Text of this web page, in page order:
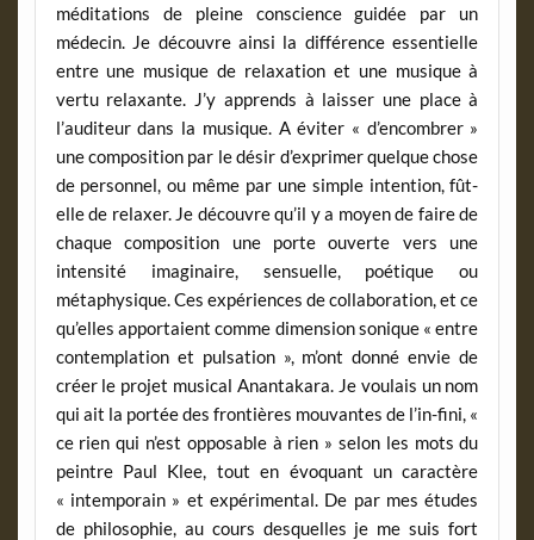
méditations de pleine conscience guidée par un
médecin. Je découvre ainsi la différence essentielle
entre une musique de relaxation et une musique à
vertu relaxante. J’y apprends à laisser une place à
l’auditeur dans la musique. A éviter « d’encombrer »
une composition par le désir d’exprimer quelque chose
de personnel, ou même par une simple intention, fût-
elle de relaxer. Je découvre qu’il y a moyen de faire de
chaque composition une porte ouverte vers une
intensité imaginaire, sensuelle, poétique ou
métaphysique. Ces expériences de collaboration, et ce
qu’elles apportaient comme dimension sonique « entre
contemplation et pulsation », m’ont donné envie de
créer le projet musical Anantakara. Je voulais un nom
qui ait la portée des frontières mouvantes de l’in-fini, «
ce rien qui n’est opposable à rien » selon les mots du
peintre Paul Klee, tout en évoquant un caractère
« intemporain » et expérimental. De par mes études
de philosophie, au cours desquelles je me suis fort